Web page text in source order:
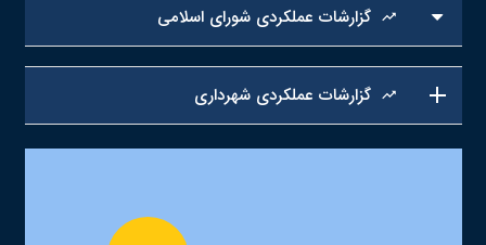
trending_up گزارشات عملکردی شورای اسلامی
trending_up گزارشات عملکردی شهرداری